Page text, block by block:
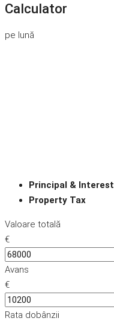
Calculator
pe lună
Principal & Interest
Property Tax
Valoare totală
€
Avans
€
Rata dobânzii